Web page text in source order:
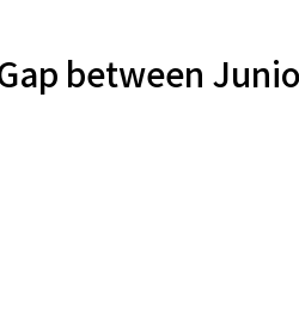
between